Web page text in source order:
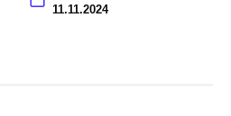
11.11.2024